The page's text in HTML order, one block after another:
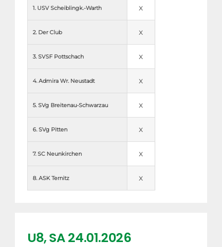
U8, SA 24.01.2026
1. USV Scheiblingk.-Warth x
2. Der Club x
3. SVSF Pottschach x
4. Admira Wr. Neustadt x
5. SVg Breitenau-Schwarzau x
6. SVg Pitten x
7. SC Neunkirchen x
8. ASK Ternitz x